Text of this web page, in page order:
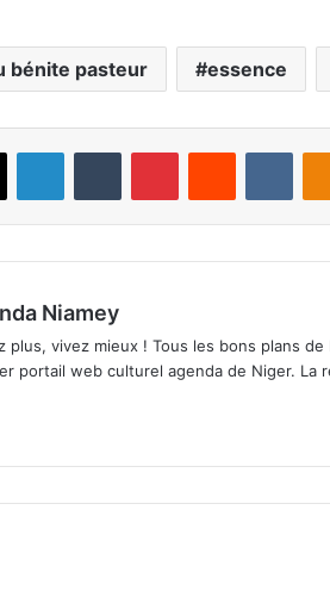
bénite pasteur essence
Niamey
plus, vivez mieux ! Tous les bons plans
portail web culturel agenda de Niger. La